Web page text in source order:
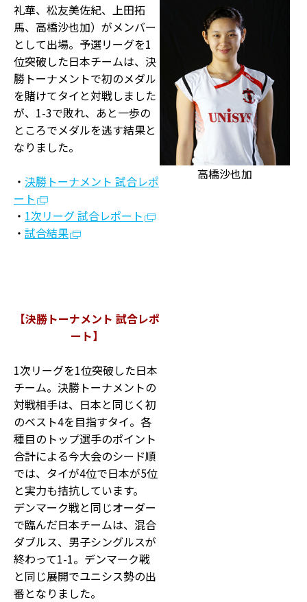
礼華、松友美佐紀、上田拓
馬、高橋沙也加）がメンバー
として出場。予選リーグを1
位突破した日本チームは、決
勝トーナメントで初のメダル
を賭けてタイと対戦しました
が、1-3で敗れ、あと一歩の
ところでメダルを逃す結果と
なりました。
・ 決勝トーナメント 試合レポ
ート
・ 1次リーグ 試合レポート
・ 試合結果
【決勝トーナメント 試合レポ
ート】
1次リーグを1位突破した日本
チーム。決勝トーナメントの
対戦相手は、日本と同じく初
のベスト4を目指すタイ。各
種目のトップ選手のポイント
合計による今大会のシード順
では、タイが4位で日本が5位
と実力も拮抗しています。
デンマーク戦と同じオーダー
で臨んだ日本チームは、混合
ダブルス、男子シングルスが
終わって1-1。デンマーク戦
と同じ展開でユニシス勢の出
番となりました。
高橋沙也加